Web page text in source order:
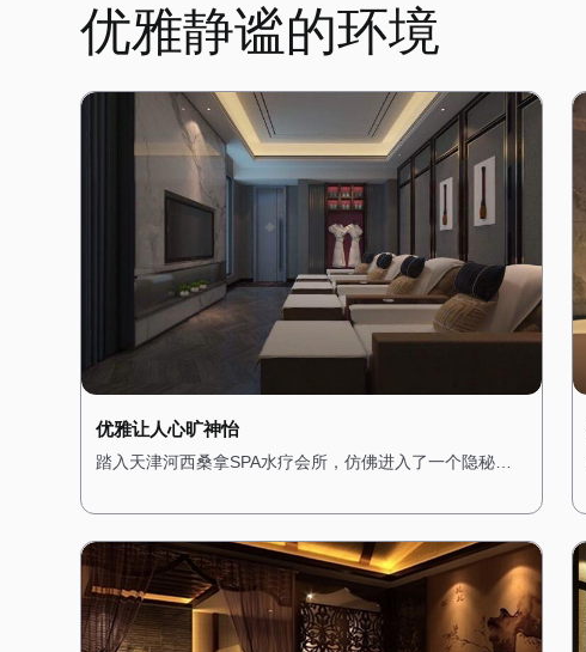
优雅静谧的环境
优雅让人心旷神怡
踏入天津河西桑拿SPA水疗会所，仿佛进入了一个隐秘的
喧嚣。一进门，便被满眼的绿植所吸引，仿佛置身于热带
雨林之中。墙壁上爬满了青藤，空气中弥漫着淡淡的薰衣
草香，让人心旷神怡。 会所的装修风格融合了自然与现代
元素，木质的地板和装饰搭配柔和的灯光，营造出一种温
馨而宁静的氛围。桑拿房被设计成半开放式，四周环绕着
绿植，让人在享受桑拿的同时，也能感受到自然的气息。